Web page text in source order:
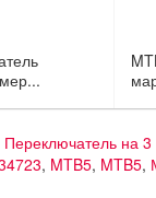
Переключатель на
, MTB5, MTB5,